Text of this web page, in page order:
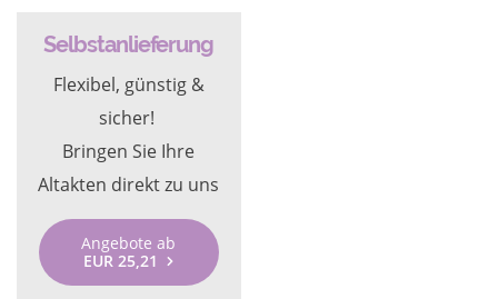
Selbstanlieferung
Flexibel, günstig &
sicher!
Bringen Sie Ihre
Altakten direkt zu uns
Angebote ab
EUR 25,21